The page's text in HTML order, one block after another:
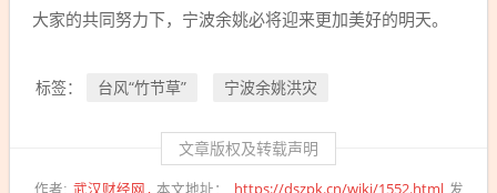
大家的共同努力下，宁波余姚必将迎来更加美好的明天。
标签： 台风“竹节草” 宁波余姚洪灾
文章版权及转载声明
作者: 武汉财经网 本文地址： https://dszpk.cn/wiki/1552.html 发